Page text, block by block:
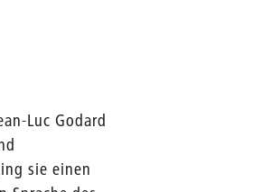
Luc Godard
sie einen